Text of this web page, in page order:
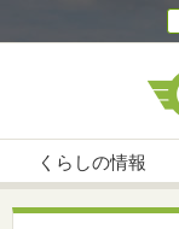
くらしの情報